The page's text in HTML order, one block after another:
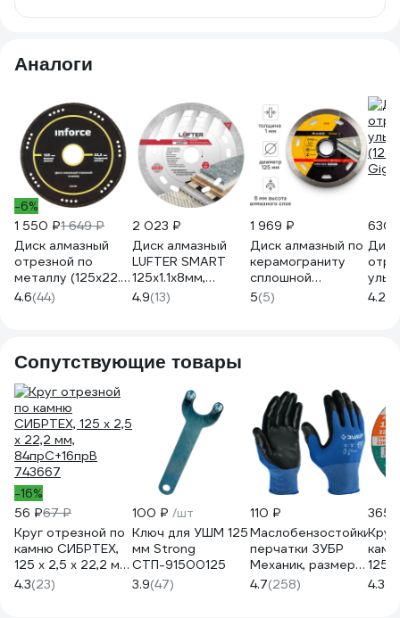
Аналоги
-6%
1 550 ₽1 649 ₽
Диск алмазный
отрезной по
металлу (125х22.2
мм) INFORCE 11-
01-702
4.6(44)
2 023 ₽
Диск алмазный
LUFTER SMART
125х1.1х8мм,
сплошной, по
керамике 016-
4.9(13)
1 969 ₽
Диск алмазный по
керамограниту
сплошной
ультратонкий
RAGE Furious
5(5)
630
4.2
Сопутствующие товары
-16%
56 ₽67 ₽
Круг отрезной по
камню СИБРТЕХ,
125 х 2,5 х 22,2 мм,
84прC+16прB
743667
4.3(23)
100 ₽ /шт
Ключ для УШМ 125
мм Strong
СТП-91500125
3.9(47)
110 ₽
Маслобензостойкие
перчатки ЗУБР
Механик, размер L
11276-L_z01
4.7(258)
365
T42
4.3